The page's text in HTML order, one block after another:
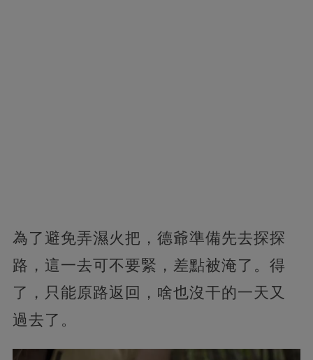
為了避免弄濕火把，德爺準備先去探探
路，這一去可不要緊，差點被淹了。得
了，只能原路返回，啥也沒干的一天又
過去了。